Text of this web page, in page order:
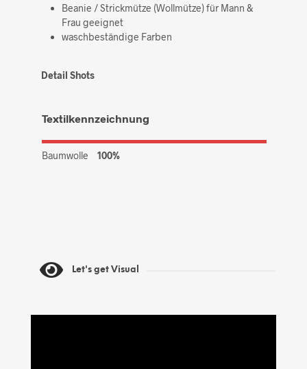
Beanie / Strickmütze (Wollmütze) für Mann &
Frau geeignet
waschbeständige Farben
Detail Shots
Textilkennzeichnung
Baumwolle 100%
Let's get Visual